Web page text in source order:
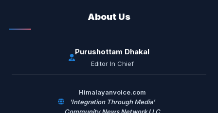
About Us
Purushottam Dhakal
Editor In Chief
Himalayanvoice.com
'Integration Through Media'
Community News Network LLC